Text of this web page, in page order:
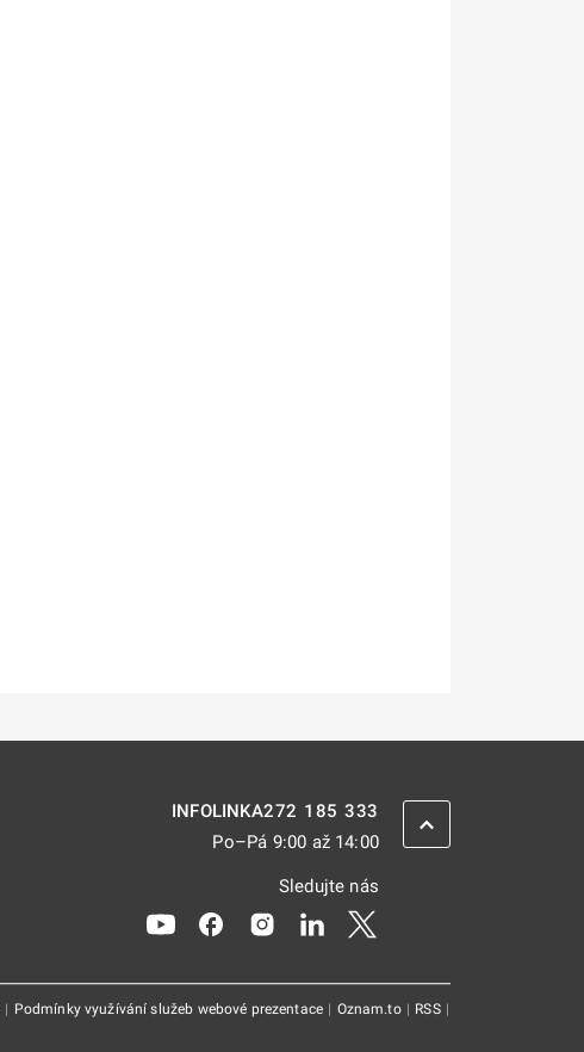
INFOLINKA272 185 333
Po–Pá 9:00 až 14:00
Sledujte nás
Odkaz se otevře na nové kartě
Odkaz se otevře na nové kartě
Odkaz se otevře na nové kartě
Odkaz se otevře na nové
| Podmínky využívání služeb webové prezentace | Oznam.to | RSS |
ZPĚT NAHORU